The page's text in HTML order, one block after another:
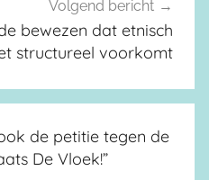
Volgend bericht
bewezen dat etnisch
structureel voorkomt
de petitie tegen de
De Vloek!”